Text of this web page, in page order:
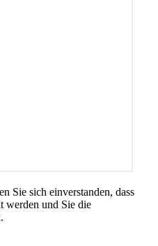
Sie sich einverstanden, dass
werden und Sie die